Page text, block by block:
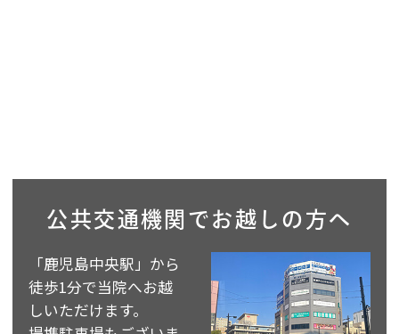
公共交通機関で お越しの方へ
「鹿児島中央駅」から
徒歩1分で当院へお越
しいただけます。